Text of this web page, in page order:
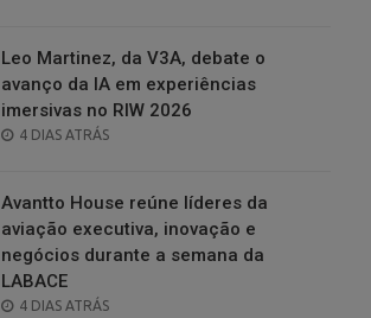
Leo Martinez, da V3A, debate o
avanço da IA em experiências
imersivas no RIW 2026
POSTED
4 DIAS ATRÁS
Avantto House reúne líderes da
aviação executiva, inovação e
negócios durante a semana da
LABACE
POSTED
4 DIAS ATRÁS